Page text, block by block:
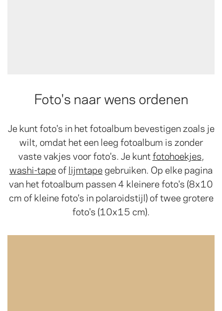
Foto's naar wens ordenen
Je kunt foto's in het fotoalbum bevestigen zoals je
wilt, omdat het een leeg fotoalbum is zonder
vaste vakjes voor foto's. Je kuntfotohoekjes
washi-tapeoflijmtapegebruiken. Op elke pagina
van het fotoalbum passen 4 kleinere foto's (8x10
cm of kleine foto's in polaroidstijl) of twee grotere
foto's (10x15 cm).